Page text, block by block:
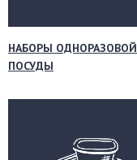
НАБОРЫ ОДНОРАЗОВОЙ
ПОСУДЫ